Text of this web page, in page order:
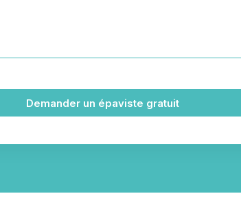
Demander un épaviste gratuit